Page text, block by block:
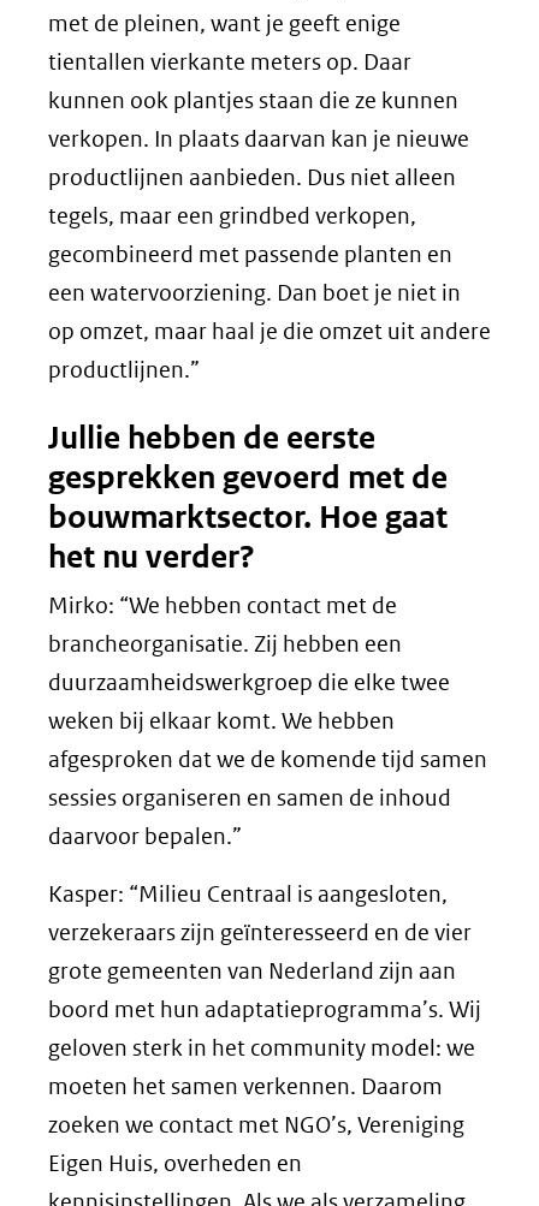
venster)
(verwijst
naar
een
andere
website)
met de pleinen, want je geeft enige
tientallen vierkante meters op. Daar
kunnen ook plantjes staan die ze kunnen
verkopen. In plaats daarvan kan je nieuwe
productlijnen aanbieden. Dus niet alleen
tegels, maar een grindbed verkopen,
gecombineerd met passende planten en
een watervoorziening. Dan boet je niet in
op omzet, maar haal je die omzet uit andere
productlijnen.”
Jullie hebben de eerste
gesprekken gevoerd met de
bouwmarktsector. Hoe gaat
het nu verder?
Mirko: “We hebben contact met de
brancheorganisatie. Zij hebben een
duurzaamheidswerkgroep die elke twee
weken bij elkaar komt. We hebben
afgesproken dat we de komende tijd samen
sessies organiseren en samen de inhoud
daarvoor bepalen.”
Kasper: “Milieu Centraal is aangesloten,
verzekeraars zijn geïnteresseerd en de vier
grote gemeenten van Nederland zijn aan
boord met hun adaptatieprogramma’s. Wij
geloven sterk in het community model: we
moeten het samen verkennen. Daarom
zoeken we contact met NGO’s, Vereniging
Eigen Huis, overheden en